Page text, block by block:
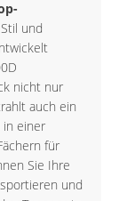
und
nicht nur
auch ein
in einer
für
Sie Ihre
und